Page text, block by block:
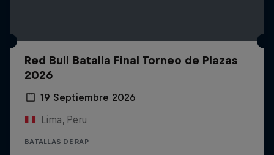
Red Bull Batalla Final Torneo de Plazas
2026
19 Septiembre 2026
Lima, Peru
BATALLAS DE RAP